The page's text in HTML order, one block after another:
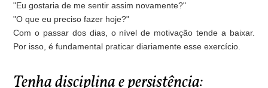
"Eu gostaria de me sentir assim novamente?"
"O que eu preciso fazer hoje?"
Com o passar dos dias, o nível de motivação tende a baixar.
Por isso, é fundamental praticar diariamente esse exercício.
Tenha disciplina e persistência: